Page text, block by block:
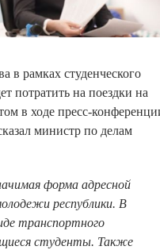
в рамках студенческого
потратить на поездки на
в ходе пресс-
министр по делам
форма адресной
республики. В
транспортного
студенты. Также